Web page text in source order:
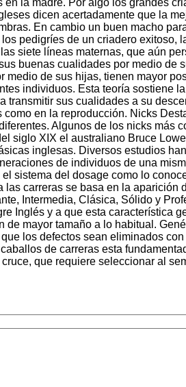
la madre. Por algo los grandes
dicen acertadamente que la
En cambio un buen macho
pedigríes de un criadero
siete líneas maternas, que aún
buenas cualidades por medio de
medio de sus hijas, tienen mayor
individuos. Esta teoría sostiene
transmitir sus cualidades a su
como en la reproducción. Nicks
Algunos de los nicks más
siglo XIX el australiano Bruce
inglesas. Diversos estudios
de individuos de una
sistema del dosage como lo
las carreras se basa en la
Intermedia, Clásica, Sólido y
Inglés y a que esta característica
de mayor tamaño a lo habitual.
los defectos sean eliminados
de carreras esta
que requiere seleccionar al